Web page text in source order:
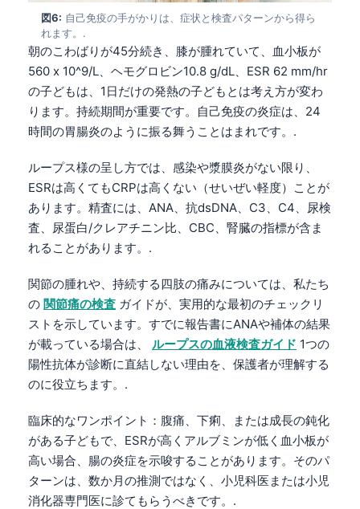
図6: 自己免疫の手がかりは、症状と検査パターンから得ら
れます。.
朝のこわばりが45分続き、膝が腫れていて、血小板が
560 x 10^9/L、ヘモグロビン10.8 g/dL、ESR 62 mm/hr
の子どもは、1日だけの発熱の子どもとは考え方が変わ
ります。持続期間が重要です。自己免疫の炎症は、24
時間の胃腸炎のように振る舞うことはまれです。.
ループス様の呈し方では、感染や漿膜炎がない限り、
ESRは高くてもCRPは高くない（せいぜい軽度）ことが
あります。精査には、ANA、抗dsDNA、C3、C4、尿検
査、尿蛋白/クレアチニン比、CBC、腎臓の指標が含ま
れることがあります。.
関節の腫れや、持続する四肢の痛みについては、私たち
の 関節痛の検査 ガイドが、実用的な最初のチェックリ
ストを示しています。すでに報告書にANAや補体の結果
が載っている場合は、 ループスの血液検査ガイド 1つの
陽性抗体が診断に直結しない理由を、保護者が理解する
のに役立ちます。.
臨床的なワンポイント：腹痛、下痢、または成長の鈍化
がある子どもで、ESRが高くアルブミンが低く血小板が
高い場合、腸の炎症を示唆することがあります。そのパ
ターンは、数か月の推測ではなく、小児科医または小児
消化器専門医に診てもらうべきです。.
Кыргызча
Татар теле
Беларуская мова
Esperanto
Frysk
Ślōnskŏ gŏdka
Norsk bokmål